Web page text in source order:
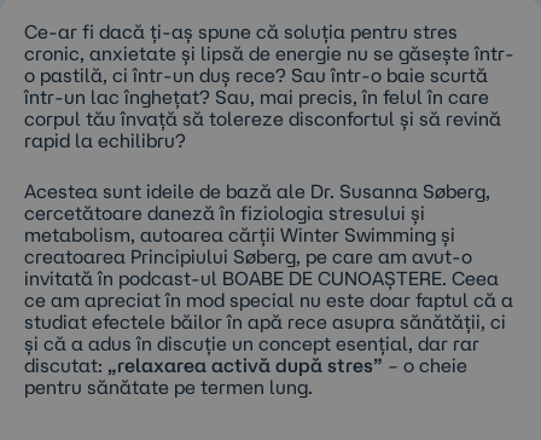
Ce-ar fi dacă ți-aș spune că soluția pentru stres
cronic, anxietate și lipsă de energie nu se găsește într-
o pastilă, ci într-un duș rece? Sau într-o baie scurtă
într-un lac înghețat? Sau, mai precis, în felul în care
corpul tău învață să tolereze disconfortul și să revină
rapid la echilibru?
Acestea sunt ideile de bază ale Dr. Susanna Søberg,
cercetătoare daneză în fiziologia stresului și
metabolism, autoarea cărții Winter Swimming și
creatoarea Principiului Søberg, pe care am avut-o
invitată în podcast-ul BOABE DE CUNOAȘTERE. Ceea
ce am apreciat în mod special nu este doar faptul că a
studiat efectele băilor în apă rece asupra sănătății, ci
și că a adus în discuție un concept esențial, dar rar
discutat: „relaxarea activă după stres” – o cheie
pentru sănătate pe termen lung.